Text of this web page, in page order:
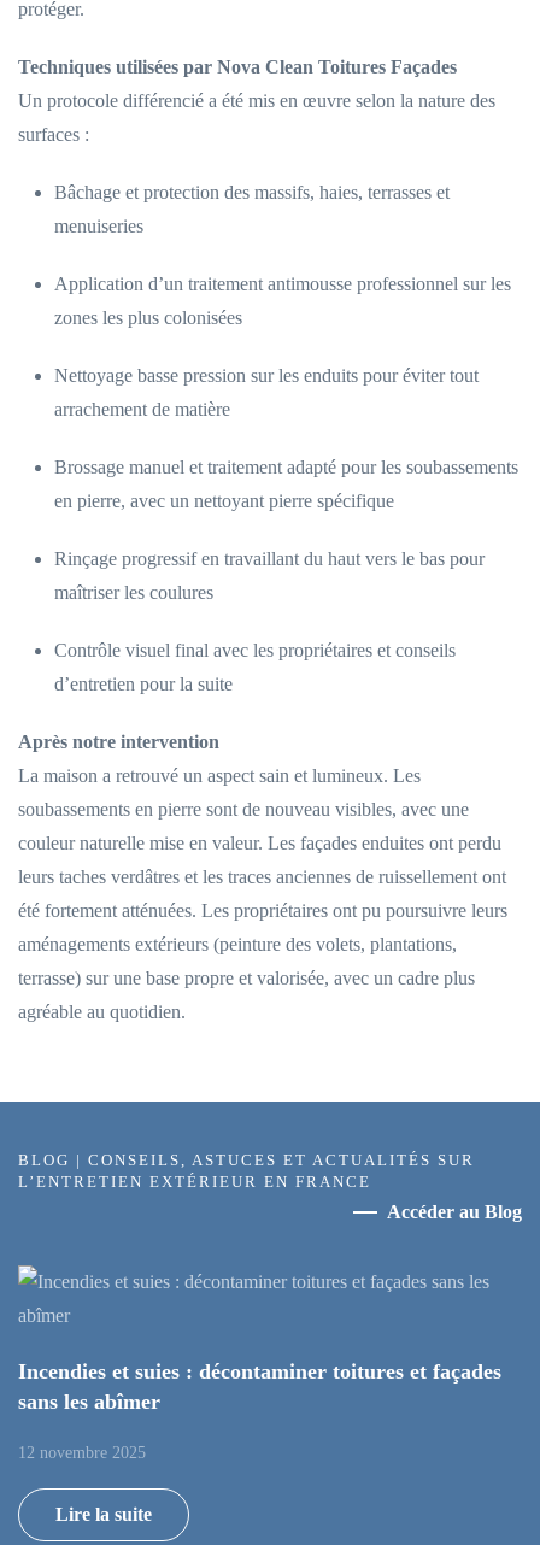
protéger.
Techniques utilisées par Nova Clean Toitures Façades
Un protocole différencié a été mis en œuvre selon la nature des
surfaces :
Bâchage et protection des massifs, haies, terrasses et
menuiseries
Application d’un traitement antimousse professionnel sur les
zones les plus colonisées
Nettoyage basse pression sur les enduits pour éviter tout
arrachement de matière
Brossage manuel et traitement adapté pour les soubassements
en pierre, avec un nettoyant pierre spécifique
Rinçage progressif en travaillant du haut vers le bas pour
maîtriser les coulures
Contrôle visuel final avec les propriétaires et conseils
d’entretien pour la suite
Après notre intervention
La maison a retrouvé un aspect sain et lumineux. Les
soubassements en pierre sont de nouveau visibles, avec une
couleur naturelle mise en valeur. Les façades enduites ont perdu
leurs taches verdâtres et les traces anciennes de ruissellement ont
été fortement atténuées. Les propriétaires ont pu poursuivre leurs
aménagements extérieurs (peinture des volets, plantations,
terrasse) sur une base propre et valorisée, avec un cadre plus
agréable au quotidien.
BLOG | CONSEILS, ASTUCES ET ACTUALITÉS SUR
L’ENTRETIEN EXTÉRIEUR EN FRANCE
Accéder au Blog
Incendies et suies : décontaminer toitures et façades
sans les abîmer
12 novembre 2025
Lire la suite